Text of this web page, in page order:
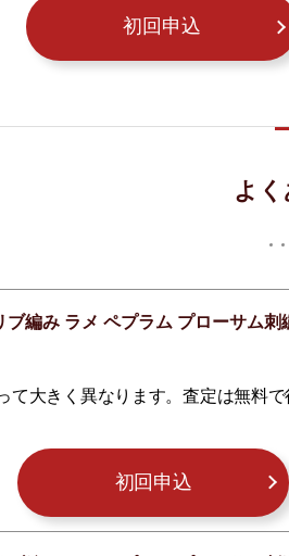
初回申込
よく
編み ラメ ペプラム プローサム
て大きく異なります。査定は無料
初回申込